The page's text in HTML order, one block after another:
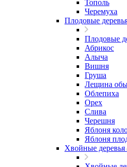
Тополь
Черемуха
Плодовые
Плодовые
Абрикос
Алыча
Вишня
Груша
Лещина
Облепиха
Орех
Слива
Черешня
Яблоня
Яблоня
Хвойные деревья